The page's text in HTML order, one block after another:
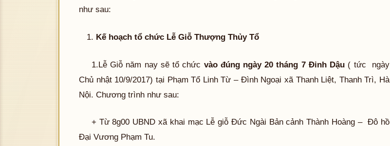
như sau:
Kế hoạch tổ chức Lễ Giỗ Thượng Thủy Tổ
1.Lễ Giỗ năm nay sẽ tổ chức vào đúng ngày 20 tháng 7 Đinh Dậu ( tức ngày
Chủ nhật 10/9/2017) tại Phạm Tổ Linh Từ – Đình Ngoại xã Thanh Liệt, Thanh Trì, Hà
Nội. Chương trình như sau:
+ Từ 8g00 UBND xã khai mạc Lễ giỗ Đức Ngài Bản cảnh Thành Hoàng – Đô hồ
Đại Vương Phạm Tu.